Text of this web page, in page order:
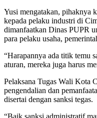
Yusi mengatakan, pihaknya
kepada pelaku industri di
dimanfaatkan Dinas PUPR
para pelaku usaha,
“Harapannya ada titik temu
aturan, mereka juga harus
Pelaksana Tugas Wali Kota
pengendalian dan
disertai dengan sanksi tegas.